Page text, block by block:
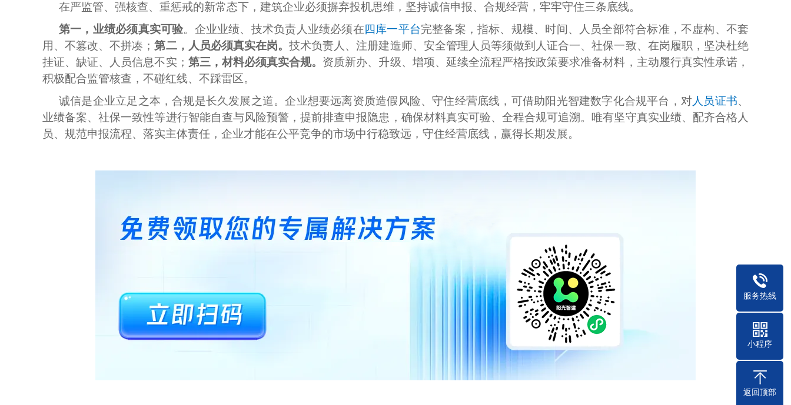
在严监管、强核查、重惩戒的新常态下，建筑企业必须摒弃投机思维，坚持诚信申报、合规经营，牢牢守住三条底线。
第一，业绩必须真实可验。企业业绩、技术负责人业绩必须在四库一平台完整备案，指标、规模、时间、人员全部符合标准，不虚构、不套
用、不篡改、不拼凑；第二，人员必须真实在岗。技术负责人、注册建造师、安全管理人员等须做到人证合一、社保一致、在岗履职，坚决杜绝
挂证、缺证、人员信息不实； 第三，材料必须真实合规。 资质新办、升级、增项、延续全流程严格按政策要求准备材料，主动履行真实性承诺，
积极配合监管核查，不碰红线、不踩雷区。
诚信是企业立足之本，合规是长久发展之道。企业想要远离资质造假风险、守住经营底线，可借助阳光智建数字化合规平台，对人员证书、
业绩备案、社保一致性等进行智能自查与风险预警，提前排查申报隐患，确保材料真实可验、全程合规可追溯。唯有坚守真实业绩、配齐合格人
员、规范申报流程、落实主体责任，企业才能在公平竞争的市场中行稳致远，守住经营底线，赢得长期发展。
服务热线
小程序
返回顶部